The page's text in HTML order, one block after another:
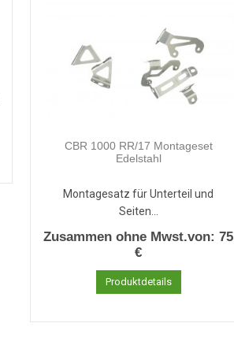
CBR 1000 RR/17 Montageset
Edelstahl
Montagesatz für Unterteil und
Seiten...
Zusammen ohne Mwst.von:75
€
Produktdetails